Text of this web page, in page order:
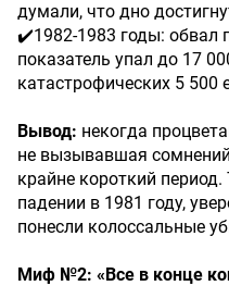
думали, что дно
✔️1982-1983 годы: обвал
показатель упал до 17
катастрофических 5 500
Вывод: некогда
не вызывавшая
крайне короткий
падении в 1981 году,
понесли колоссальные
Миф №2: «Все в конце